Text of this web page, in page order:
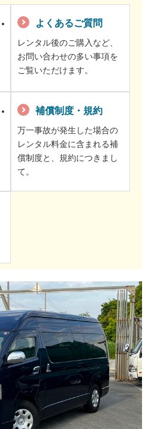
よくあるご質問
レンタル後のご購入など、
お問い合わせの多い事項を
ご覧いただけます。
補償制度・規約
万一事故が発生した場合の
レンタル料金に含まれる補
償制度と、規約につきまし
て。